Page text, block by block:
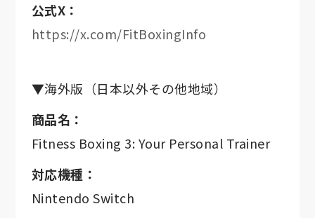
公式X：
https://x.com/FitBoxingInfo
▼海外版（日本以外その他地域）
商品名：
Fitness Boxing 3: Your Personal Trainer
対応機種：
Nintendo Switch